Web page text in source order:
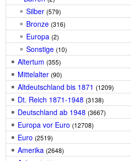
Silber (579)
Bronze (316)
Europa (2)
Sonstige (10)
Altertum (355)
Mittelalter (90)
Altdeutschland bis 1871 (1209)
Dt. Reich 1871-1948 (3138)
Deutschland ab 1948 (3667)
Europa vor Euro (12708)
Euro (2519)
Amerika (2648)